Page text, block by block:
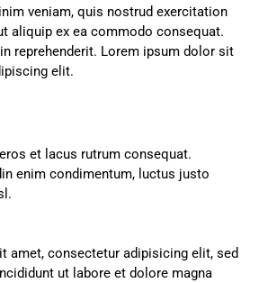
veniam, quis nostrud exercitation
aliquip ex ea commodo consequat.
reprehenderit. Lorem ipsum dolor sit
elit.
et lacus rutrum consequat.
enim condimentum, luctus justo
amet, consectetur adipisicing elit, sed
ut labore et dolore magna